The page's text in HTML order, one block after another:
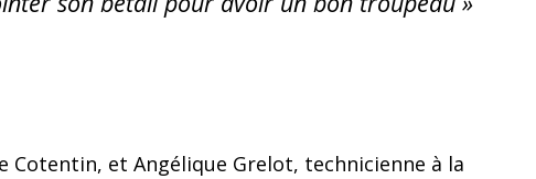
Cotentin, et Angélique Grelot, technicienne à la